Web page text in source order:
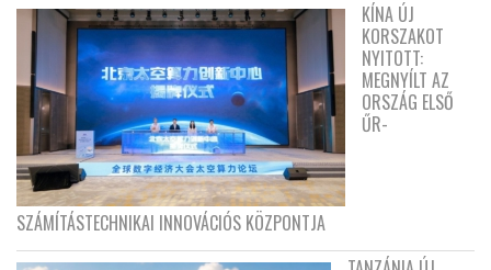
KÍNA ÚJ
KORSZAKOT
NYITOTT:
MEGNYÍLT AZ
ORSZÁG ELSŐ
ŰR-
SZÁMÍTÁSTECHNIKAI INNOVÁCIÓS KÖZPONTJA